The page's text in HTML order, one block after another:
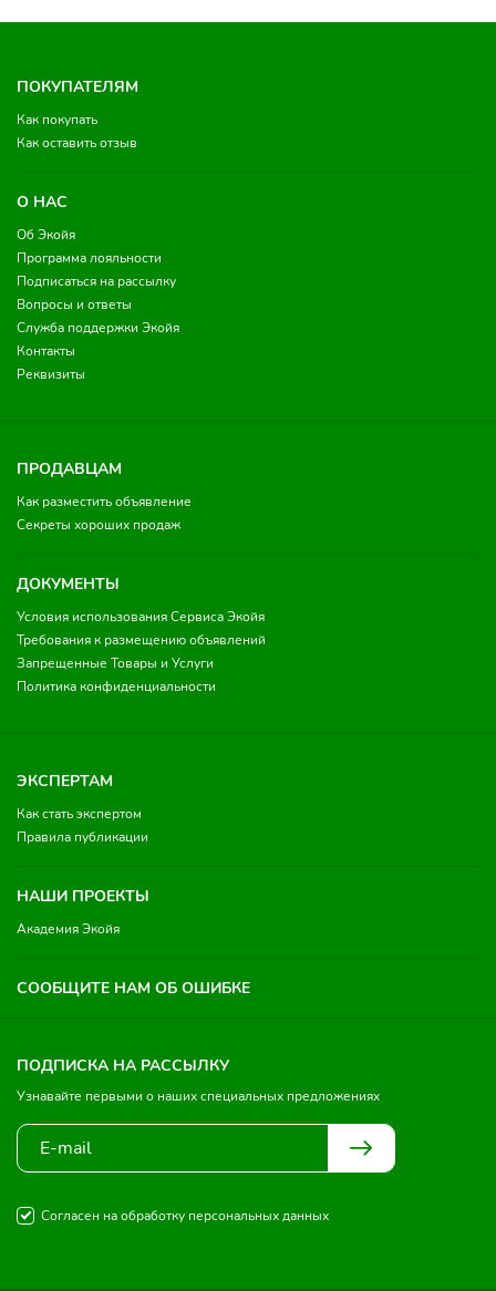
ПОКУПАТЕЛЯМ
Как покупать
Как оставить отзыв
О НАС
Об Экойя
Программа лояльности
Подписаться на рассылку
Вопросы и ответы
Служба поддержки Экойя
Контакты
Реквизиты
ПРОДАВЦАМ
Как разместить объявление
Секреты хороших продаж
ДОКУМЕНТЫ
Условия использования Сервиса Экойя
Требования к размещению объявлений
Запрещенные Товары и Услуги
Политика конфиденциальности
ЭКСПЕРТАМ
Как стать экспертом
Правила публикации
НАШИ ПРОЕКТЫ
Академия Экойя
СООБЩИТЕ НАМ ОБ ОШИБКЕ
ПОДПИСКА НА РАССЫЛКУ
Узнавайте первыми о наших специальных предложениях
Согласен на обработку персональных данных